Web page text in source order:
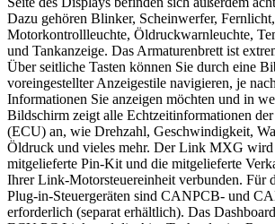
Dazu gehören Blinker, Scheinwerfer, Fernlicht,
Motorkontrollleuchte, Öldruckwarnleuchte,
und Tankanzeige. Das Armaturenbrett ist
Über seitliche Tasten können Sie durch eine
voreingestellter Anzeigestile navigieren, je
Informationen Sie anzeigen möchten und in
Bildschirm zeigt alle Echtzeitinformationen
(ECU) an, wie Drehzahl, Geschwindigkeit,
Öldruck und vieles mehr. Der Link MXG wird
mitgelieferte Pin-Kit und die mitgelieferte
Ihrer Link-Motorsteuereinheit verbunden. Für
Plug-in-Steuergeräten sind CANPCB- und
erforderlich (separat erhältlich). Das